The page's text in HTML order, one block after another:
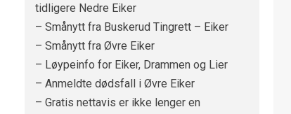
tidligere Nedre Eiker
– Smånytt fra Buskerud Tingrett – Eiker
– Smånytt fra Øvre Eiker
– Løypeinfo for Eiker, Drammen og Lier
– Anmeldte dødsfall i Øvre Eiker
– Gratis nettavis er ikke lenger en